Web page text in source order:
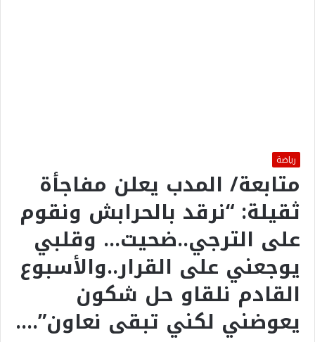
رياضة
متابعة/ المدب يعلن مفاجأة
ثقيلة: “نرقد بالحرابش ونقوم
على الترجي..ضحيت… وقلبي
يوجعني على القرار..والأسبوع
القادم نلقاو حل شكون
يعوضني لكني تبقى نعاون”….